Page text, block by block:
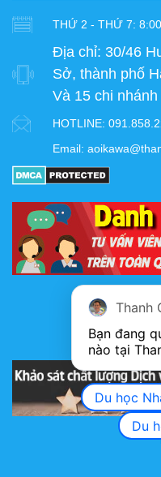
THỨ 2 - THỨ 7:
Địa chỉ: 30/46
Sở, thành phố
Và 15 chi
HOTLINE:
Email:
KHẢO SÁT
Thanh
Bạn đang
nào tại
Du học
Du